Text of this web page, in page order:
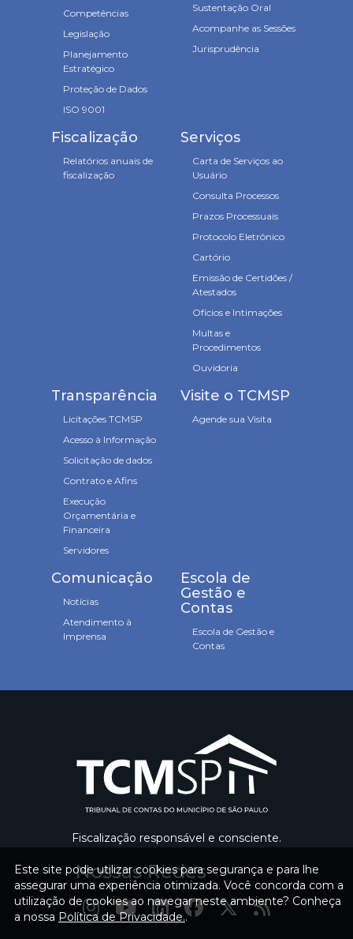
Este site pode utilizar cookies para segurança e para lhe
assegurar uma experiência otimizada. Você concorda com a
utilização de cookies ao navegar neste ambiente? Conheça
a nossa Política de Privacidade..
Competências
Legislação
Planejamento
Estratégico
Proteção de Dados
ISO 9001
Sustentação Oral
Acompanhe as Sessões
Jurisprudência
Fiscalização
Relatórios anuais de
fiscalização
Serviços
Carta de Serviços ao
Usuário
Consulta Processos
Prazos Processuais
Protocolo Eletrônico
Cartório
Emissão de Certidões /
Atestados
Ofícios e Intimações
Multas e
Procedimentos
Ouvidoria
Transparência
Licitações TCMSP
Acesso à Informação
Solicitação de dados
Contrato e Afins
Execução
Orçamentária e
Financeira
Servidores
Visite o TCMSP
Agende sua Visita
Comunicação
Notícias
Atendimento à
Imprensa
Escola de
Gestão e
Contas
Escola de Gestão e
Contas
Fiscalização responsável e consciente.
Nossas Redes